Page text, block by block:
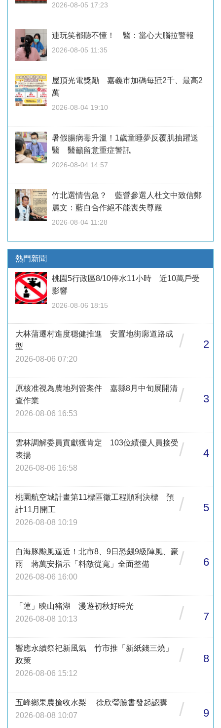
2026-08-05 17:23
連玩笑都聽不懂！ 醫：當心大腦拉警報
2026-08-05 11:35
屋頂光電獎勵 嘉義市加碼每瓩2千、最高2
萬
2026-08-04 19:10
暑假腸病毒升溫！1歲童睡夢反覆肌抽躍送
醫 醫籲留意重症警訊
2026-08-04 14:57
竹北選情告急？ 藍營參選人杜文中致信鄭
麗文：藍白合作絕不能喪失尊嚴
2026-08-04 11:28
熱門新聞
桃園5行政區8/10停水11小時 近10萬戶受
影響
2026-08-06 18:15
大林蒲遷村進度穩健推進 安置地街廓道路成
型
2026-08-06 07:20
/ 2
原核准視為農地列管案件 嘉縣8月中旬展開清
查作業
2026-08-06 16:53
/ 3
雲林調解委員貢獻獲肯定 103位績優人員接受
表揚
2026-08-06 16:58
/ 4
桃園航空城計畫第11標區徵工程順利決標 預
計11月開工
2026-08-08 10:19
/ 5
白海豚颱風逼近！北市8、9日恐飆9級陣風、豪
雨 蔣萬安指示「料敵從寬」全面整備
2026-08-06 16:00
/ 6
「蓮」映山豬湖 漫遊初秋好時光
2026-08-08 10:13
/ 7
響應永續祭祀新風氣 竹市推「新紙錢三燒」
政策
2026-08-06 15:12
/ 8
五峰鄉果農搶收水梨 徐欣瑩臉書發起認購
2026-08-08 10:07
/ 9